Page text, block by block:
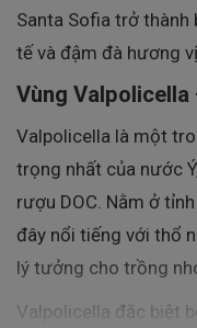
Santa Sofia trở
tế và đậm đà hương
Vùng Valpolicella
Valpolicella là một
trọng nhất của nước
rượu DOC. Nằm ở tỉnh
đây nổi tiếng với thổ
lý tưởng cho trồng
Valpolicella đặc biệt